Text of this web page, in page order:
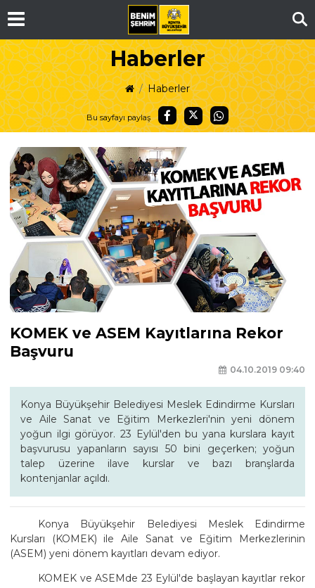
Haberler
Haberler
Bu sayfayı paylaş
KOMEK ve ASEM Kayıtlarına Rekor
Başvuru
04.10.2019 09:40
Konya Büyükşehir Belediyesi Meslek Edindirme Kursları
ve Aile Sanat ve Eğitim Merkezleri'nin yeni dönem
yoğun ilgi görüyor. 23 Eylül'den bu yana kurslara kayıt
başvurusu yapanların sayısı 50 bini geçerken; yoğun
talep üzerine ilave kurslar ve bazı branşlarda
kontenjanlar açıldı.
Konya Büyükşehir Belediyesi Meslek Edindirme
Kursları (KOMEK) ile Aile Sanat ve Eğitim Merkezlerinin
(ASEM) yeni dönem kayıtları devam ediyor.
KOMEK ve ASEMde 23 Eylül'de başlayan kayıtlar rekor